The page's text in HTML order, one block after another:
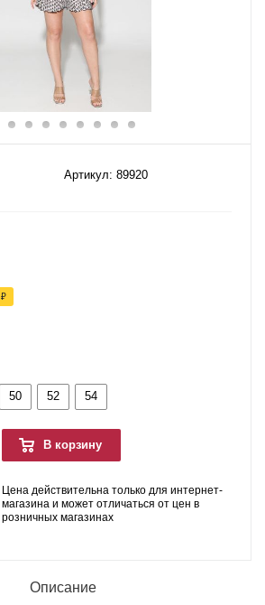
Артикул: 89920
₽
50 52 54
В корзину
Цена действительна только для интернет-
магазина и может отличаться от цен в
розничных магазинах
Описание